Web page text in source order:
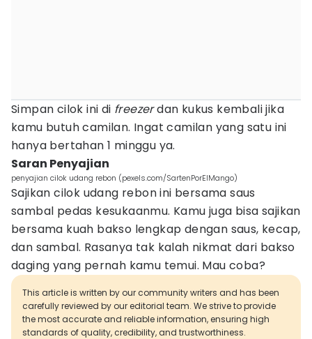
Simpan cilok ini di freezerdan kukus kembali jika
kamu butuh camilan. Ingat camilan yang satu ini
hanya bertahan 1 minggu ya.
Saran Penyajian
penyajian cilok udang rebon (pexels.com/SartenPorElMango)
Sajikan cilok udang rebon ini bersama saus
sambal pedas kesukaanmu. Kamu juga bisa sajikan
bersama kuah bakso lengkap dengan saus, kecap,
dan sambal. Rasanya tak kalah nikmat dari bakso
daging yang pernah kamu temui. Mau coba?
This article is written by our community writers and has been
carefully reviewed by our editorial team. We strive to provide
the most accurate and reliable information, ensuring high
standards of quality, credibility, and trustworthiness.